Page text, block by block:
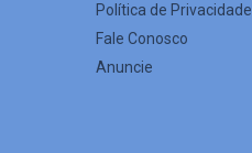
Política de Privacidade
Fale Conosco
Anuncie